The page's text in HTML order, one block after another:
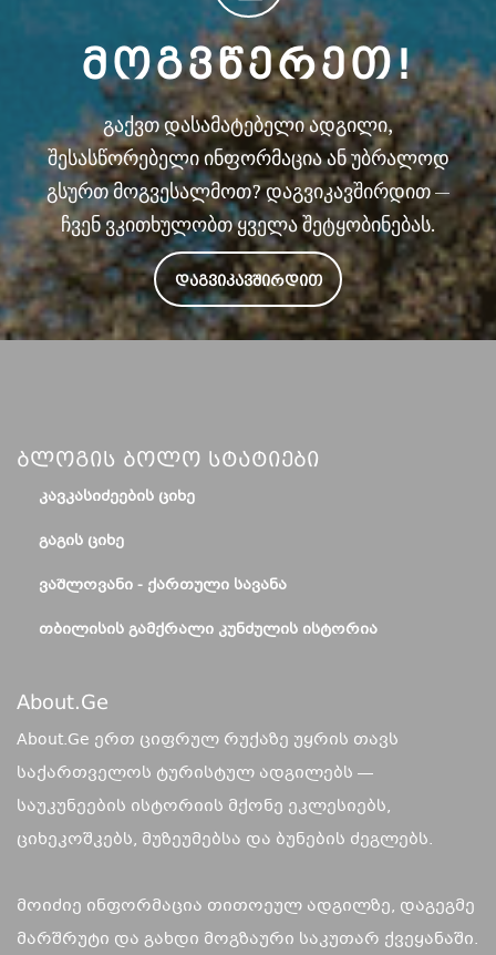
ᲛᲝᲒᲕᲬᲔᲠᲔᲗ!
გაქვთ დასამატებელი ადგილი,
შესასწორებელი ინფორმაცია ან უბრალოდ
გსურთ მოგვესალმოთ? დაგვიკავშირდით —
ჩვენ ვკითხულობთ ყველა შეტყობინებას.
ᲓᲐᲒᲕᲘᲙᲐᲕᲨᲘᲠᲓᲘᲗ
Ბლოგის Ბოლო Სტატიები
ᲙᲐᲕᲙᲐᲡᲘᲫᲔᲔᲑᲘᲡ ᲪᲘᲮᲔ
ᲒᲐᲒᲘᲡ ᲪᲘᲮᲔ
ᲕᲐᲨᲚᲝᲕᲐᲜᲘ - ᲥᲐᲠᲗᲣᲚᲘ ᲡᲐᲕᲐᲜᲐ
ᲗᲑᲘᲚᲘᲡᲘᲡ ᲒᲐᲛᲥᲠᲐᲚᲘ ᲙᲣᲜᲫᲣᲚᲘᲡ ᲘᲡᲢᲝᲠᲘᲐ
About.ge
About.Ge ერთ ციფრულ რუქაზე უყრის თავს
საქართველოს ტურისტულ ადგილებს —
საუკუნეების ისტორიის მქონე ეკლესიებს,
ციხეკოშკებს, მუზეუმებსა და ბუნების ძეგლებს.
მოიძიე ინფორმაცია თითოეულ ადგილზე, დაგეგმე
მარშრუტი და გახდი მოგზაური საკუთარ ქვეყანაში.